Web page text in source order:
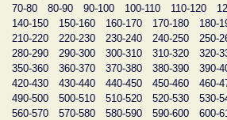
70-80
80-90 90-100 100-110 110-120
140-150
150-160 160-170 170-180 180-
210-220
220-230 230-240 240-250 250-
280-290
290-300 300-310 310-320 320-
350-360
360-370 370-380 380-390 390-
420-430
430-440 440-450 450-460 460-
490-500
500-510 510-520 520-530 530-
560-570
570-580 580-590 590-600 600-